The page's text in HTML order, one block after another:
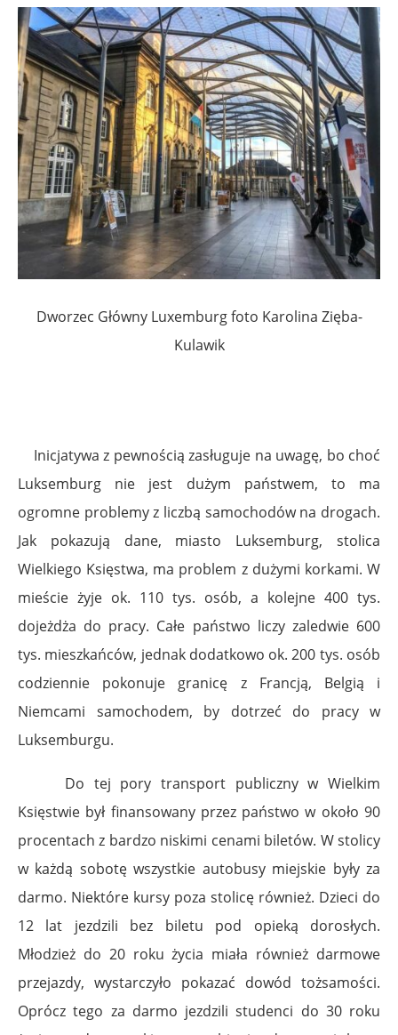
Dworzec Główny Luxemburg foto Karolina Zięba-
Kulawik
Inicjatywa z pewnością zasługuje na uwagę, bo choć
Luksemburg nie jest dużym państwem, to ma
ogromne problemy z liczbą samochodów na drogach.
Jak pokazują dane, miasto Luksemburg, stolica
Wielkiego Księstwa, ma problem z dużymi korkami. W
mieście żyje ok. 110 tys. osób, a kolejne 400 tys.
dojeżdża do pracy. Całe państwo liczy zaledwie 600
tys. mieszkańców, jednak dodatkowo ok. 200 tys. osób
codziennie pokonuje granicę z Francją, Belgią i
Niemcami samochodem, by dotrzeć do pracy w
Luksemburgu.
Do tej pory transport publiczny w Wielkim
Księstwie był finansowany przez państwo w około 90
procentach z bardzo niskimi cenami biletów. W stolicy
w każdą sobotę wszystkie autobusy miejskie były za
darmo. Niektóre kursy poza stolicę również. Dzieci do
12 lat jezdzili bez biletu pod opieką dorosłych.
Młodzież do 20 roku życia miała również darmowe
przejazdy, wystarczyło pokazać dowód tożsamości.
Oprócz tego za darmo jezdzili studenci do 30 roku